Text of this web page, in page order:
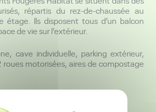
répartis du rez-de-chaussée au
étage. Ils disposent tous d’un balcon
de vie sur l’extérieur.
cave individuelle, parking extérieur,
roues motorisées, aires de compostage